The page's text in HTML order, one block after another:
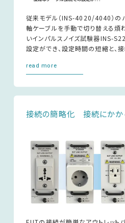
従来モデル（INS-4020/4040）の
軸ケーブルを手動で切り替える煩
いインパルスノイズ試験器INS-
設定ができ、設定時間の短縮と、接
read more
接続の簡略化 接続にかか